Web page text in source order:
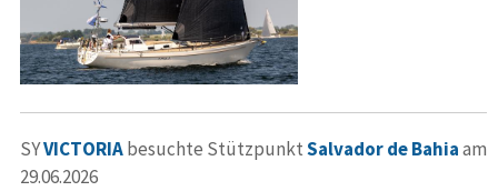
SYVICTORIAbesuchte StützpunktSalvador de Bahiaam
29.06.2026